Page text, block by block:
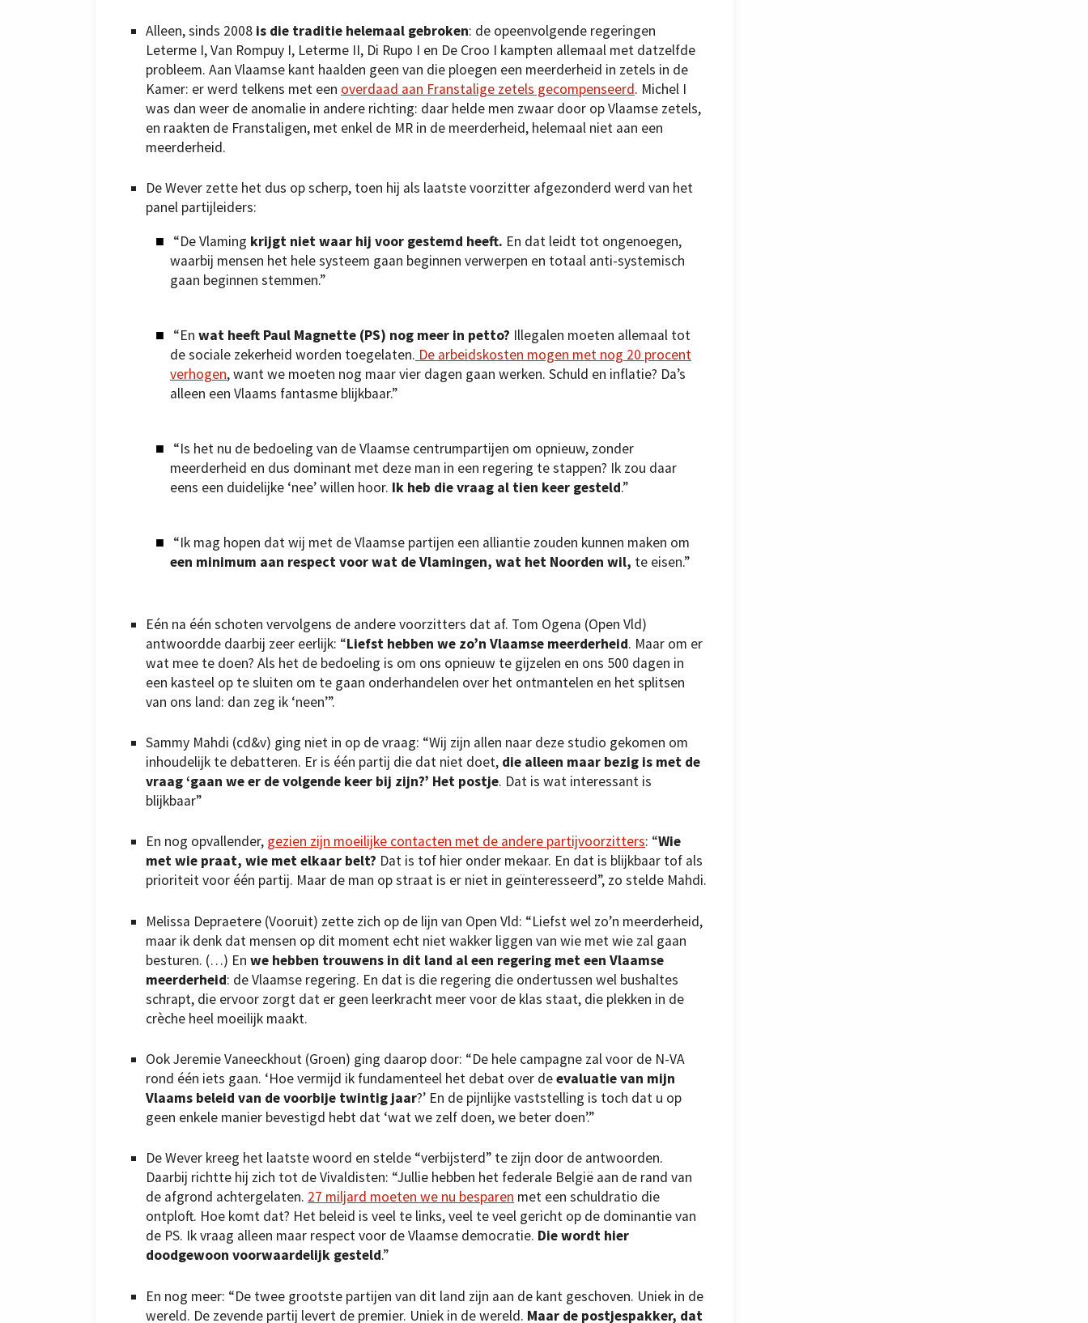
Alleen, sinds 2008 is die traditie helemaal gebroken: de opeenvolgende regeringen
Leterme I, Van Rompuy I, Leterme II, Di Rupo I en De Croo I kampten allemaal met datzelfde
probleem. Aan Vlaamse kant haalden geen van die ploegen een meerderheid in zetels in de
Kamer: er werd telkens met een overdaad aan Franstalige zetels gecompenseerd. Michel I
was dan weer de anomalie in andere richting: daar helde men zwaar door op Vlaamse zetels,
en raakten de Franstaligen, met enkel de MR in de meerderheid, helemaal niet aan een
meerderheid.
De Wever zette het dus op scherp, toen hij als laatste voorzitter afgezonderd werd van het
panel partijleiders:
“De Vlaming krijgt niet waar hij voor gestemd heeft. En dat leidt tot ongenoegen,
waarbij mensen het hele systeem gaan beginnen verwerpen en totaal anti-systemisch
gaan beginnen stemmen.”
“En wat heeft Paul Magnette (PS) nog meer in petto? Illegalen moeten allemaal tot
de sociale zekerheid worden toegelaten. De arbeidskosten mogen met nog 20 procent
verhogen, want we moeten nog maar vier dagen gaan werken. Schuld en inflatie? Da’s
alleen een Vlaams fantasme blijkbaar.”
“Is het nu de bedoeling van de Vlaamse centrumpartijen om opnieuw, zonder
meerderheid en dus dominant met deze man in een regering te stappen? Ik zou daar
eens een duidelijke ‘nee’ willen hoor. Ik heb die vraag al tien keer gesteld.”
“Ik mag hopen dat wij met de Vlaamse partijen een alliantie zouden kunnen maken om
een minimum aan respect voor wat de Vlamingen, wat het Noorden wil, te eisen.”
Eén na één schoten vervolgens de andere voorzitters dat af. Tom Ogena (Open Vld)
antwoordde daarbij zeer eerlijk: “Liefst hebben we zo’n Vlaamse meerderheid. Maar om er
wat mee te doen? Als het de bedoeling is om ons opnieuw te gijzelen en ons 500 dagen in
een kasteel op te sluiten om te gaan onderhandelen over het ontmantelen en het splitsen
van ons land: dan zeg ik ‘neen’”.
Sammy Mahdi (cd&v) ging niet in op de vraag: “Wij zijn allen naar deze studio gekomen om
inhoudelijk te debatteren. Er is één partij die dat niet doet, die alleen maar bezig is met de
vraag ‘gaan we er de volgende keer bij zijn?’ Het postje. Dat is wat interessant is
blijkbaar”
En nog opvallender, gezien zijn moeilijke contacten met de andere partijvoorzitters: “Wie
met wie praat, wie met elkaar belt? Dat is tof hier onder mekaar. En dat is blijkbaar tof als
prioriteit voor één partij. Maar de man op straat is er niet in geïnteresseerd”, zo stelde Mahdi.
Melissa Depraetere (Vooruit) zette zich op de lijn van Open Vld: “Liefst wel zo’n meerderheid,
maar ik denk dat mensen op dit moment echt niet wakker liggen van wie met wie zal gaan
besturen. (…) En we hebben trouwens in dit land al een regering met een Vlaamse
meerderheid: de Vlaamse regering. En dat is die regering die ondertussen wel bushaltes
schrapt, die ervoor zorgt dat er geen leerkracht meer voor de klas staat, die plekken in de
crèche heel moeilijk maakt.
Ook Jeremie Vaneeckhout (Groen) ging daarop door: “De hele campagne zal voor de N-VA
rond één iets gaan. ‘Hoe vermijd ik fundamenteel het debat over deevaluatie van mijn
Vlaams beleid van de voorbije twintig jaar?’ En de pijnlijke vaststelling is toch dat u op
geen enkele manier bevestigd hebt dat ‘wat we zelf doen, we beter doen’.”
De Wever kreeg het laatste woord en stelde “verbijsterd” te zijn door de antwoorden.
Daarbij richtte hij zich tot de Vivaldisten: “Jullie hebben het federale België aan de rand van
de afgrond achtergelaten. 27 miljard moeten we nu besparen met een schuldratio die
ontploft. Hoe komt dat? Het beleid is veel te links, veel te veel gericht op de dominantie van
de PS. Ik vraag alleen maar respect voor de Vlaamse democratie. Die wordt hier
doodgewoon voorwaardelijk gesteld.”
En nog meer: “De twee grootste partijen van dit land zijn aan de kant geschoven. Uniek in de
wereld. De zevende partij levert de premier. Uniek in de wereld. Maar de postjespakker, dat